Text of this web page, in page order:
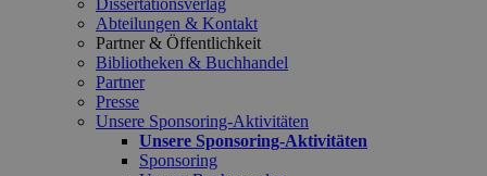
Dissertationsverlag
Abteilungen & Kontakt
Partner & Öffentlichkeit
Bibliotheken & Buchhandel
Partner
Presse
Unsere Sponsoring-Aktivitäten
Unsere Sponsoring-Aktivitäten
Sponsoring